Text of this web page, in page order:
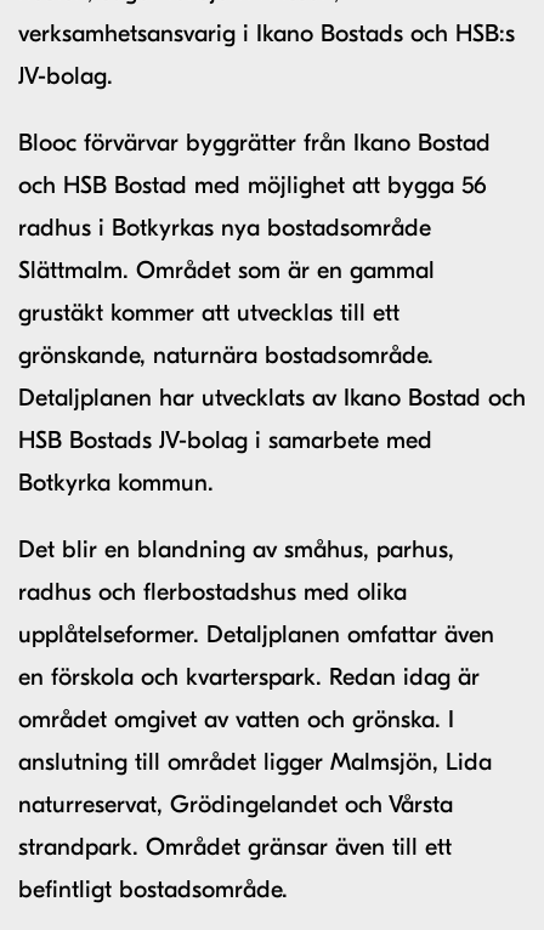
verksamhetsansvarig i Ikano Bostads och HSB:s
JV-bolag.
Blooc förvärvar byggrätter från Ikano Bostad
och HSB Bostad med möjlighet att bygga 56
radhus i Botkyrkas nya bostadsområde
Slättmalm. Området som är en gammal
grustäkt kommer att utvecklas till ett
grönskande, naturnära bostadsområde.
Detaljplanen har utvecklats av Ikano Bostad och
HSB Bostads JV-bolag i samarbete med
Botkyrka kommun.
Det blir en blandning av småhus, parhus,
radhus och flerbostadshus med olika
upplåtelseformer. Detaljplanen omfattar även
en förskola och kvarterspark. Redan idag är
området omgivet av vatten och grönska. I
anslutning till området ligger Malmsjön, Lida
naturreservat, Grödingelandet och Vårsta
strandpark. Området gränsar även till ett
befintligt bostadsområde.